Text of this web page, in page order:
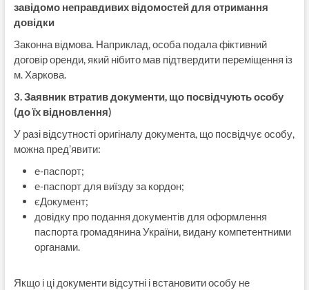
завідомо неправдивих відомостей для отримання
довідки
Законна відмова. Наприклад, особа подала фіктивний
договір оренди, який нібито мав підтвердити переміщення із
м. Харкова.
3. Заявник втратив документи, що посвідчують особу
(до їх відновлення)
У разі відсутності оригіналу документа, що посвідчує особу,
можна пред’явити:
е-паспорт;
е-паспорт для виїзду за кордон;
єДокумент;
довідку про подання документів для оформлення
паспорта громадянина України, видану компетентними
органами.
Якщо і ці документи відсутні і встановити особу не